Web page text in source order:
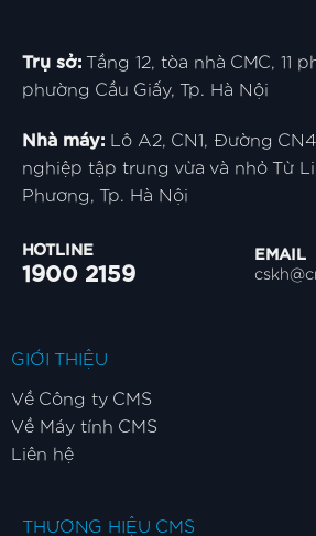
Trụ sở:Tầng 12, tòa nhà CMC, 11
phường Cầu Giấy, Tp. Hà Nội
Nhà máy:Lô A2, CN1, Đường
nghiệp tập trung vừa và nhỏ Từ
Phương, Tp. Hà Nội
HOTLINE
1900 2159
EMAIL
GIỚI THIỆU
Về Công ty CMS
Về Máy tính CMS
Liên hệ
THƯƠNG HIỆU CMS